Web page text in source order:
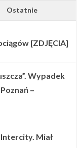
Ostatnie
[ZDJĘCIA]
Wypadek
–
Miał